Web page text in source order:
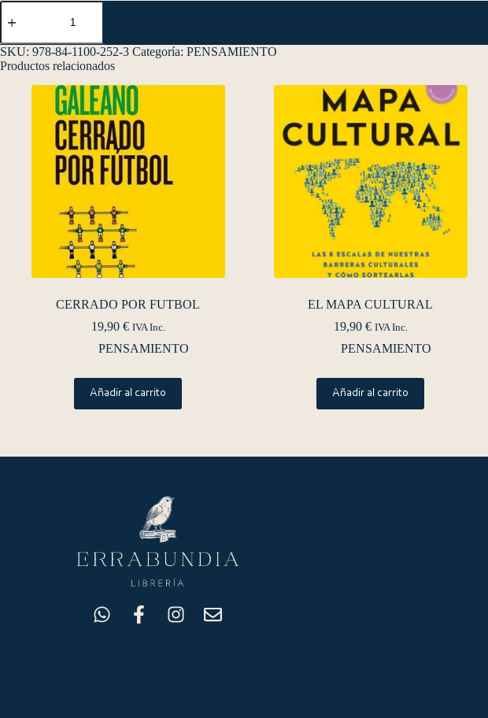
SKU: 978-84-1100-252-3 Categoría: PENSAMIENTO
Productos relacionados
CERRADO POR FUTBOL
19,90 € IVA Inc.
PENSAMIENTO
Añadir al carrito
EL MAPA CULTURAL
19,90 € IVA Inc.
PENSAMIENTO
Añadir al carrito